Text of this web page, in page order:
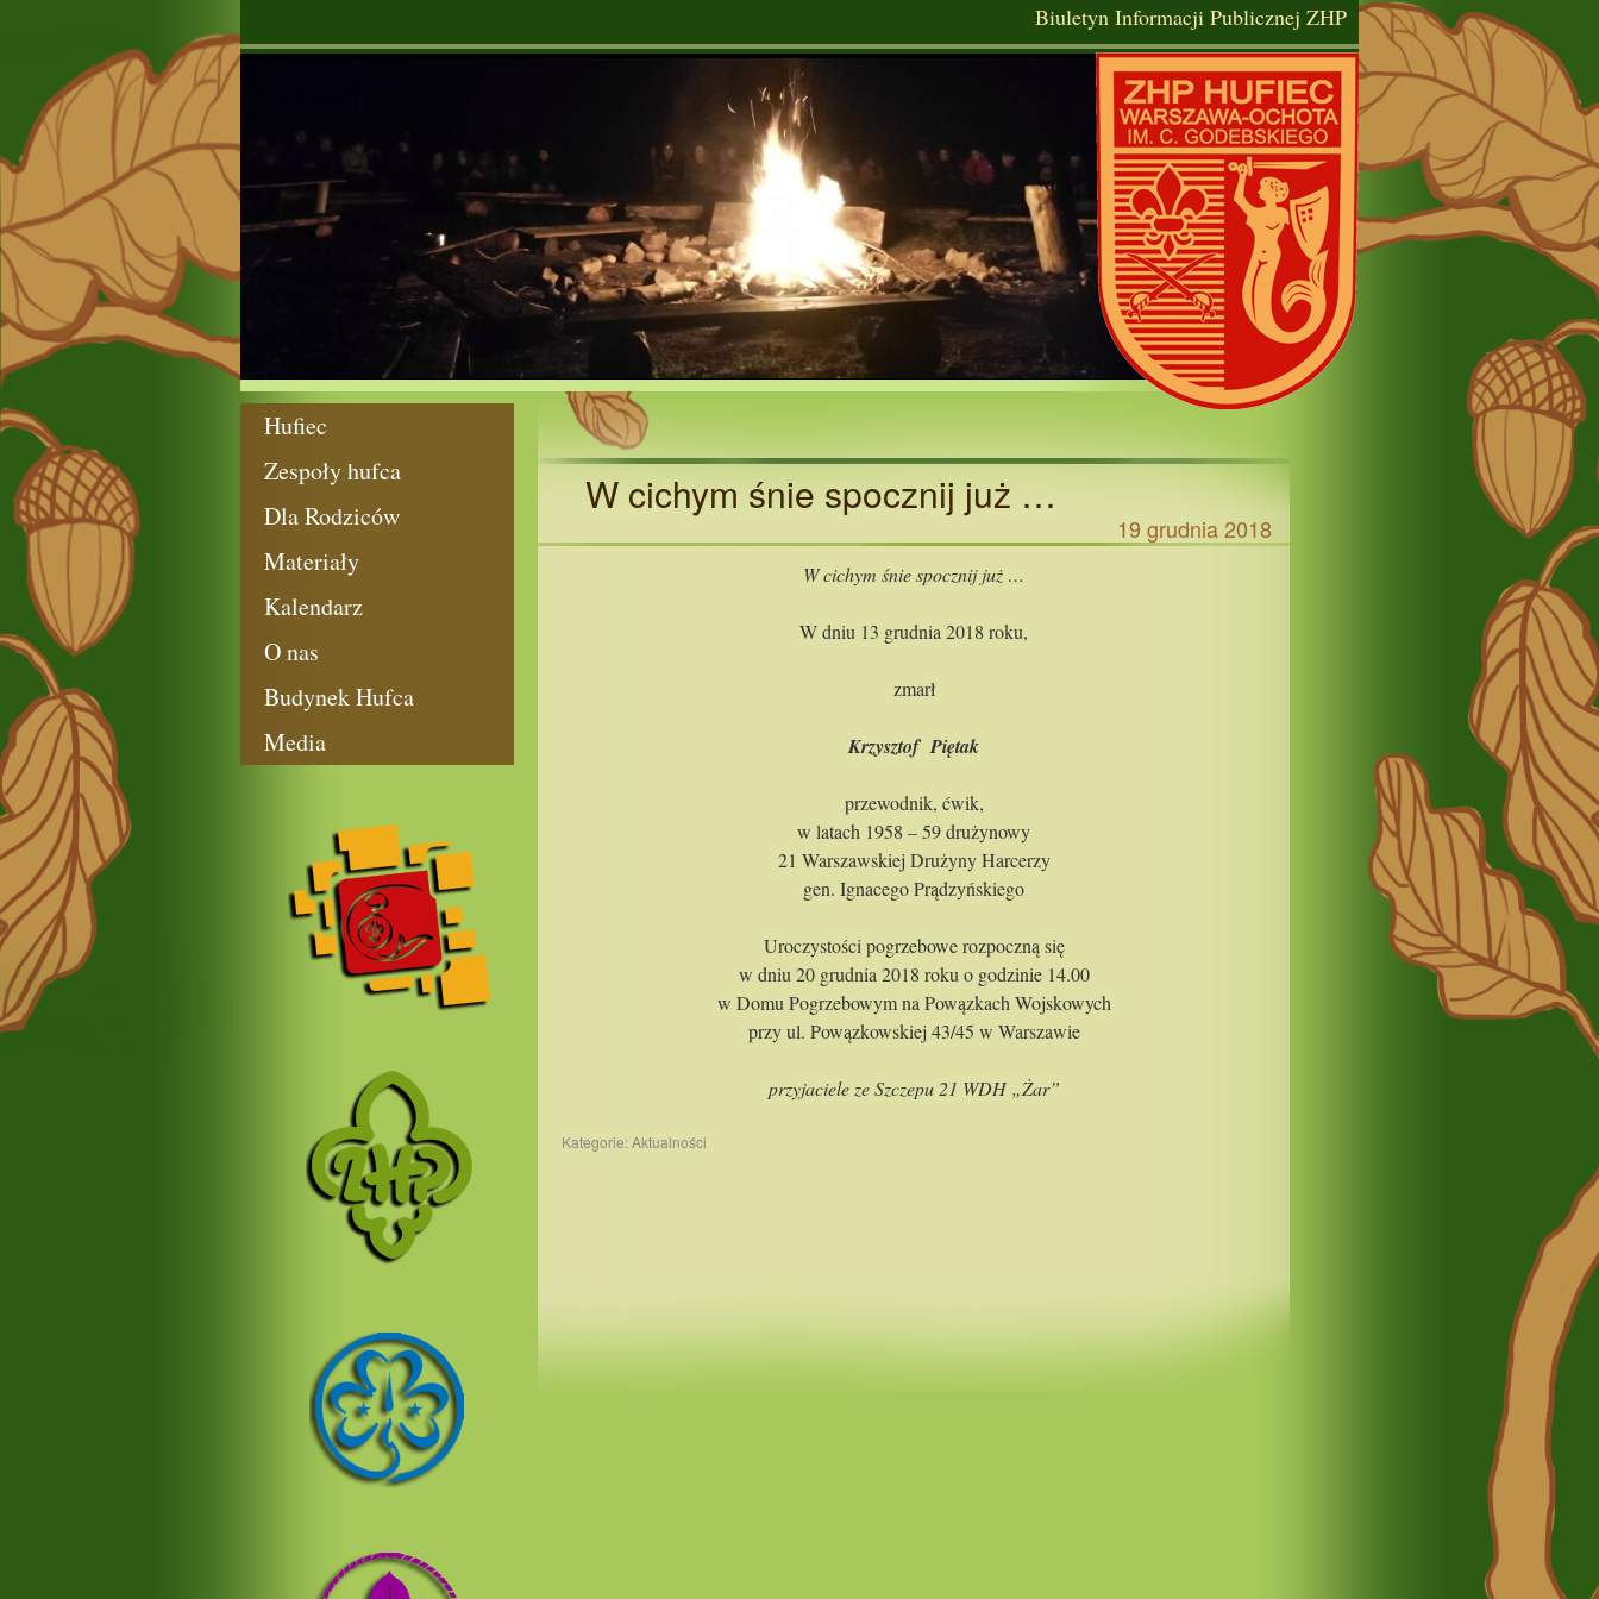
Biuletyn Informacji Publicznej ZHP
Hufiec
Zespoły hufca
Dla Rodziców
Materiały
Kalendarz
O nas
Budynek Hufca
Media
W cichym śnie spocznij już …
19 grudnia 2018
W cichym śnie spocznij już …
W dniu 13 grudnia 2018 roku,
zmarł
Krzysztof Piętak
przewodnik, ćwik,
w latach 1958 – 59 drużynowy
21 Warszawskiej Drużyny Harcerzy
gen. Ignacego Prądzyńskiego
Uroczystości pogrzebowe rozpoczną się
w dniu 20 grudnia 2018 roku o godzinie 14.00
w Domu Pogrzebowym na Powązkach Wojskowych
przy ul. Powązkowskiej 43/45 w Warszawie
przyjaciele ze Szczepu 21 WDH „Żar”
Kategorie:Aktualności